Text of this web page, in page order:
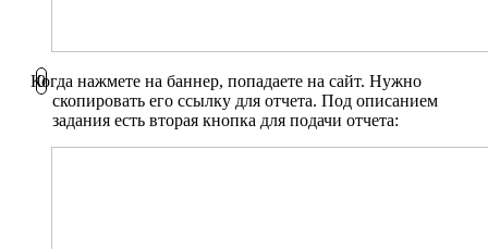
Когда нажмете на баннер, попадаете на сайт. Нужно
скопировать его ссылку для отчета. Под описанием
задания есть вторая кнопка для подачи отчета: